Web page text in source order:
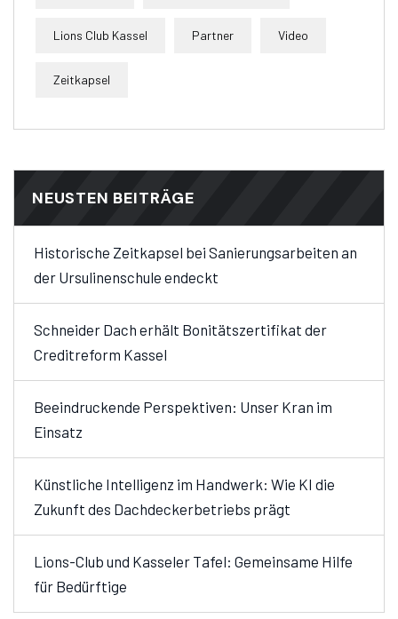
Lions Club Kassel Partner Video
Zeitkapsel
NEUSTEN BEITRÄGE
Historische Zeitkapsel bei Sanierungsarbeiten an
der Ursulinenschule endeckt
Schneider Dach erhält Bonitätszertifikat der
Creditreform Kassel
Beeindruckende Perspektiven: Unser Kran im
Einsatz
Künstliche Intelligenz im Handwerk: Wie KI die
Zukunft des Dachdeckerbetriebs prägt
Lions-Club und Kasseler Tafel: Gemeinsame Hilfe
für Bedürftige